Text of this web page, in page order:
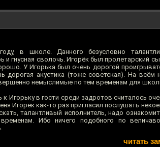
в школе. Данного безусловно
гнусная сволочь. Игорёк был пролетарский
У Игорька был очень дорогой
дорогая акустика (тоже советская). На
немыслимые по тем временам для
Игорьку в гости среди задротов считалось
Игорёк как-то раз пригласил послушать
талантливый исполнитель, надо
Ибо ничего подобного по
читать